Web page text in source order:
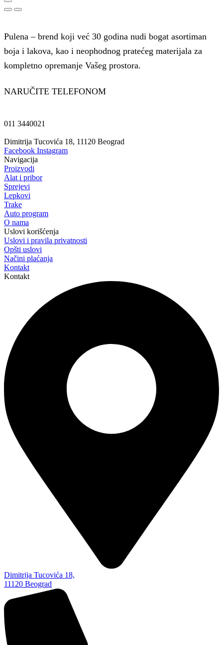
Pulena – brend koji već 30 godina nudi bogat asortiman
boja i lakova, kao i neophodnog pratećeg materijala za
kompletno opremanje Vašeg prostora.
NARUČITE TELEFONOM
011 3440021
Dimitrija Tucovića 18, 11120 Beograd
Facebook Instagram
Navigacija
Proizvodi
Alat i pribor
Sprejevi
Lepkovi
Trake
Auto program
O nama
Uslovi korišćenja
Uslovi i pravila privatnosti
Opšti uslovi
Načini plaćanja
Kontakt
Kontakt
Dimitrija Tucovića 18,
11120 Beograd